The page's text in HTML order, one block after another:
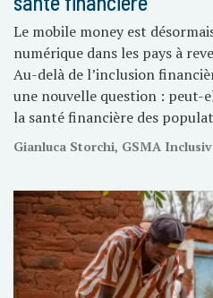
Le mobile money est
numérique dans les pays à
Au-delà de l’inclusion
une nouvelle question : peut-
la santé financière des
Gianluca Storchi, GSMA